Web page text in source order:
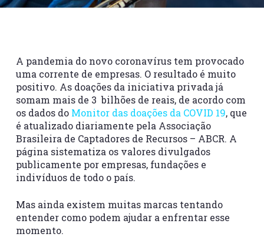
A pandemia do novo coronavírus tem provocado
uma corrente de empresas. O resultado é muito
positivo. As doações da iniciativa privada já
somam mais de 3 bilhões de reais, de acordo com
os dados do Monitor das doações da COVID 19, que
é atualizado diariamente pela Associação
Brasileira de Captadores de Recursos – ABCR. A
página sistematiza os valores divulgados
publicamente por empresas, fundações e
indivíduos de todo o país.
Mas ainda existem muitas marcas tentando
entender como podem ajudar a enfrentar esse
momento.